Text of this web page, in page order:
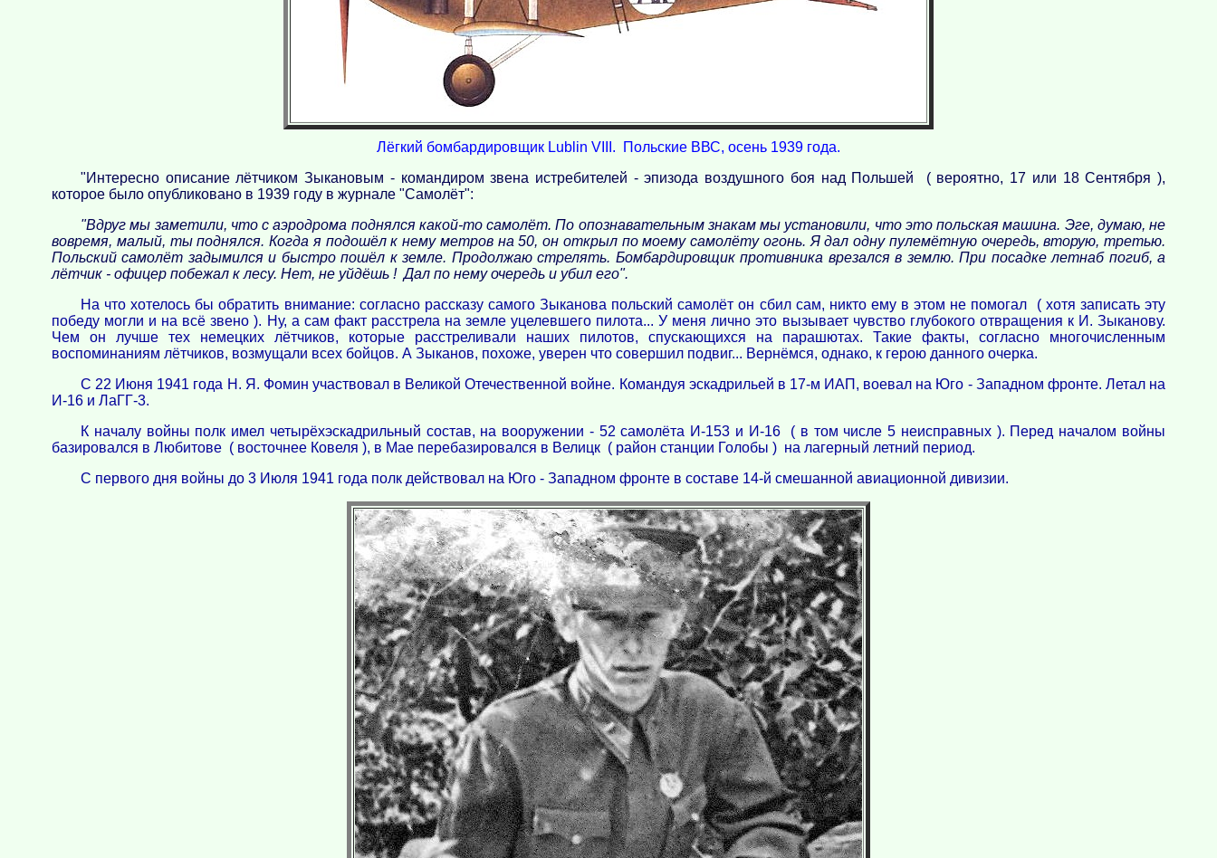
Лёгкий бомбардировщик Lublin VIII. Польские ВВС, осень 1939 года.
"Интересно описание лётчиком Зыкановым - командиром звена истребителей - эпизода воздушного боя над Польшей ( вероятно, 17 или 18 Сентября ),
которое было опубликовано в 1939 году в журнале "Самолёт":
"Вдруг мы заметили, что с аэродрома поднялся какой-то самолёт. По опознавательным знакам мы установили, что это польская машина. Эге, думаю, не
вовремя, малый, ты поднялся. Когда я подошёл к нему метров на 50, он открыл по моему самолёту огонь. Я дал одну пулемётную очередь, вторую, третью.
Польский самолёт задымился и быстро пошёл к земле. Продолжаю стрелять. Бомбардировщик противника врезался в землю. При посадке летнаб погиб, а
лётчик - офицер побежал к лесу. Нет, не уйдёшь ! Дал по нему очередь и убил его".
На что хотелось бы обратить внимание: согласно рассказу самого Зыканова польский самолёт он сбил сам, никто ему в этом не помогал ( хотя записать эту
победу могли и на всё звено ). Ну, а сам факт расстрела на земле уцелевшего пилота... У меня лично это вызывает чувство глубокого отвращения к И. Зыканову.
Чем он лучше тех немецких лётчиков, которые расстреливали наших пилотов, спускающихся на парашютах. Такие факты, согласно многочисленным
воспоминаниям лётчиков, возмущали всех бойцов. А Зыканов, похоже, уверен что совершил подвиг... Вернёмся, однако, к герою данного очерка.
С 22 Июня 1941 года Н. Я. Фомин участвовал в Великой Отечественной войне. Командуя эскадрильей в 17-м ИАП, воевал на Юго - Западном фронте. Летал на
И-16 и ЛаГГ-3.
К началу войны полк имел четырёхэскадрильный состав, на вооружении - 52 самолёта И-153 и И-16 ( в том числе 5 неисправных ). Перед началом войны
базировался в Любитове ( восточнее Ковеля ), в Мае перебазировался в Велицк ( район станции Голобы ) на лагерный летний период.
С первого дня войны до 3 Июля 1941 года полк действовал на Юго - Западном фронте в составе 14-й смешанной авиационной дивизии.